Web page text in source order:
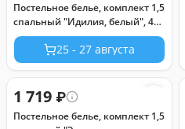
Постельное белье, комплект 1,5
спальный "Идилия, белый", 4
предмета: пододеяльник
145х215см, простыня
150х215см, 2 наволочки
70х70см с клапаном-запахом,
бязь "Комфорт" 121г/м2, хлопок
100%, упаковка "классическая"
ПВХ 32х41х2,5см, "Домашняя
25 - 27 августа
1 719 ₽
Постельное белье, комплект 1,5